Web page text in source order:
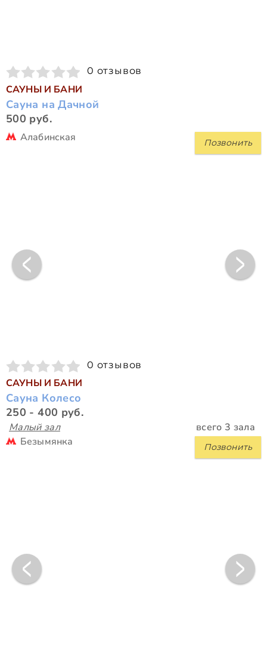
0 отзывов
САУНЫ И БАНИ
Сауна на Дачной
500 руб.
Позвонить
Алабинская
0 отзывов
САУНЫ И БАНИ
Сауна Колесо
250 - 400 руб.
Малый зал всего 3 зала
Позвонить
Безымянка